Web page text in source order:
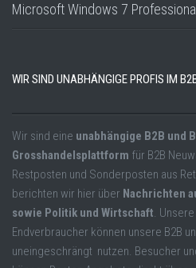
Microsoft Windows 7
WIR SIND UNABHÄNGIGE PROFIS IM
Wir sind eine unabhängige B2B und
Grosshandelsplattform für B2B
Restposten und Sonderposten aus
berichten wir hier über Nachrichten
sowie Politik und Wirtschaft.
Endverbraucher können unsere B2B
uneingeschrängt nutzen. Besucher